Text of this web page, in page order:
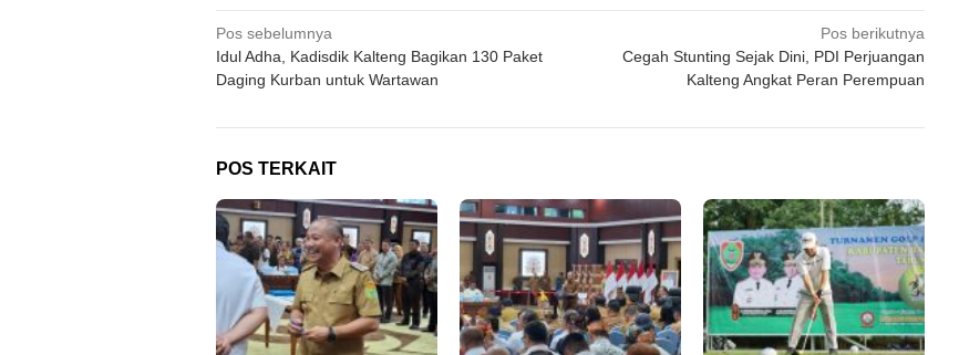
Navigasi
pos
Pos sebelumnya
Idul Adha, Kadisdik Kalteng Bagikan 130 Paket
Daging Kurban untuk Wartawan
Pos berikutnya
Cegah Stunting Sejak Dini, PDI Perjuangan
Kalteng Angkat Peran Perempuan
POS TERKAIT